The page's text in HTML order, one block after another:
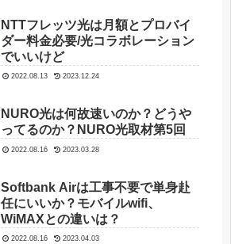
NTTフレッツ光は月額とプロバイ
ダー料金必要/光コラボレーション
でいいけど
2022.08.13 2023.12.24
NURO光は何故速いのか？どうや
ってるのか？NURO光取材第5回
2022.08.16 2023.03.28
Softbank Airは工事不要で単身赴
任にいいか？モバイルwifi、
WiMAXとの違いは？
2022.08.16 2023.04.03